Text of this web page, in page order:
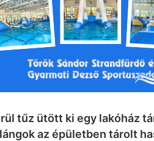
tűz ütött ki egy lakóház
az épületben tárolt